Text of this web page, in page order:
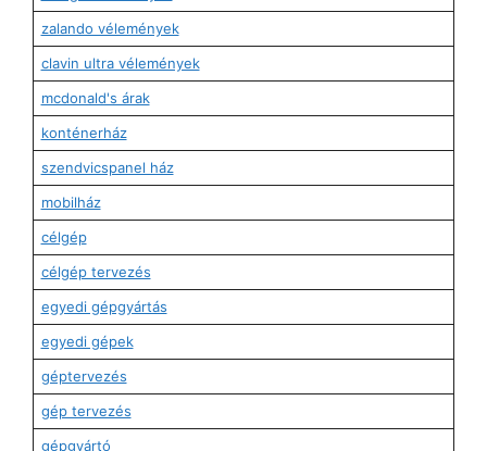
zalando vélemények
clavin ultra vélemények
mcdonald's árak
konténerház
szendvicspanel ház
mobilház
célgép
célgép tervezés
egyedi gépgyártás
egyedi gépek
géptervezés
gép tervezés
gépgyártó